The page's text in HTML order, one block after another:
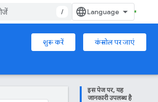
/
शुरू करें
कंसोल पर जाएं
इस पेज पर, यह
जानकारी उपलब्ध है